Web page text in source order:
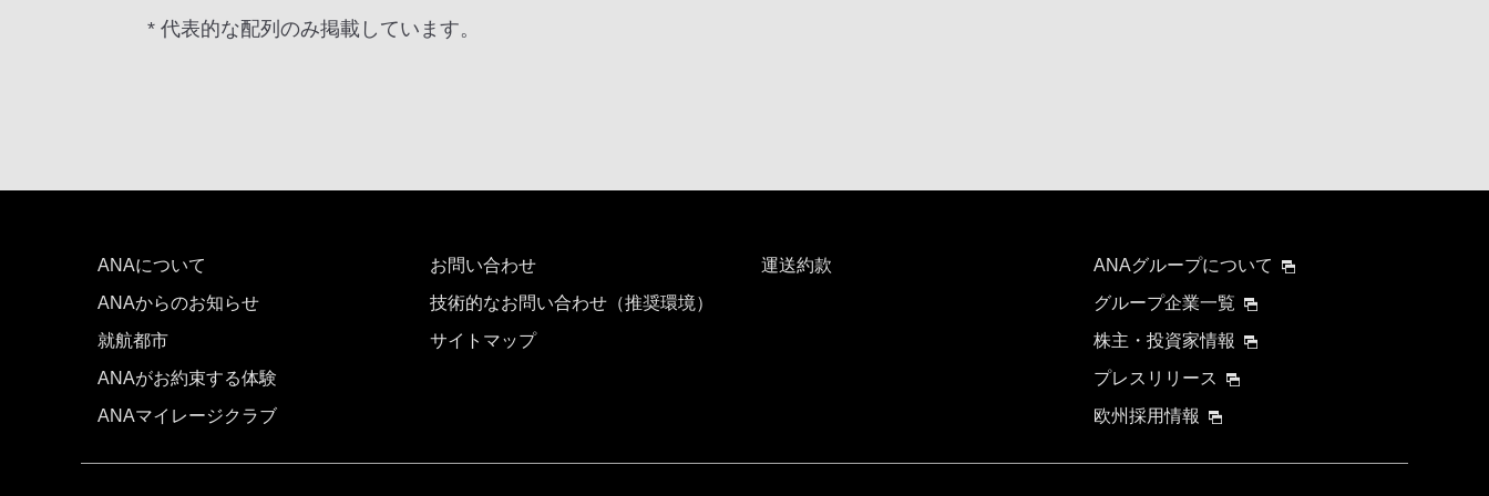
* 代表的な配列のみ掲載しています。
ANAについて
ANAからのお知らせ
就航都市
ANAがお約束する体験
ANAマイレージクラブ
お問い合わせ
技術的なお問い合わせ（推奨環境）
サイトマップ
運送約款
ANAグループについて
グループ企業一覧
株主・投資家情報
プレスリリース
欧州採用情報